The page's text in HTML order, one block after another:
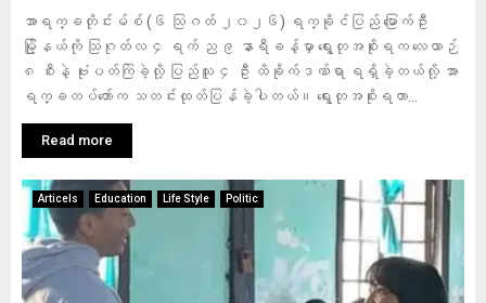
အာရက္ခတိုင်းမ်စ် (၆ သြဂတ် ၂၀၂၆) ရက္ခိုင်ပြည် မြောက်ဦး
မြို့နယ်ကို သြဂုတ်လ ၄ ရက် ည ၉ နာရီခန့်မှာ ရွေးတုအစိုးရက လေယာဉ်
၈ စီးနဲ့ ဗုံးပတ်ကြဲခဲ့လို့ ပြည်သူ ၄ ဦး ထိခိုက်ဒဏ်ရာ ရရှိခဲ့တယ်လို့ အာ
ရက္ခတပ်တော်က သတင်းထုတ်ပြန်ခဲ့ပါတယ်။ ရွေးတုအစိုးရဟာ...
Read more
Articels Education Life Style Politic